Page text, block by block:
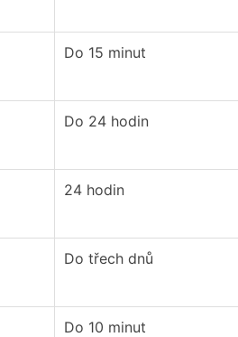
Do 15 minut
Do 24 hodin
24 hodin
Do třech dnů
Do 10 minut